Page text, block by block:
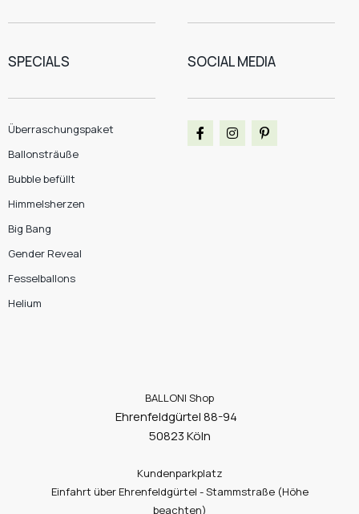
SPECIALS
Überraschungspaket
Ballonsträuße
Bubble befüllt
Himmelsherzen
Big Bang
Gender Reveal
Fesselballons
Helium
SOCIAL MEDIA
BALLONI Shop
Ehrenfeldgürtel 88-94
50823 Köln
Kundenparkplatz
Einfahrt über Ehrenfeldgürtel - Stammstraße (Höhe
beachten)